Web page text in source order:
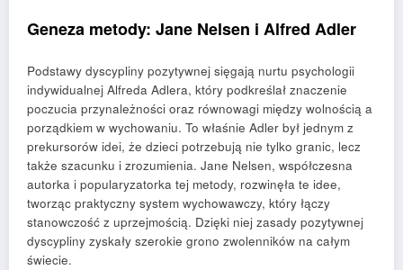
Geneza metody: Jane Nelsen i Alfred Adler
Podstawy dyscypliny pozytywnej sięgają nurtu psychologii
indywidualnej Alfreda Adlera, który podkreślał znaczenie
poczucia przynależności oraz równowagi między wolnością a
porządkiem w wychowaniu. To właśnie Adler był jednym z
prekursorów idei, że dzieci potrzebują nie tylko granic, lecz
także szacunku i zrozumienia. Jane Nelsen, współczesna
autorka i popularyzatorka tej metody, rozwinęła te idee,
tworząc praktyczny system wychowawczy, który łączy
stanowczość z uprzejmością. Dzięki niej zasady pozytywnej
dyscypliny zyskały szerokie grono zwolenników na całym
świecie.